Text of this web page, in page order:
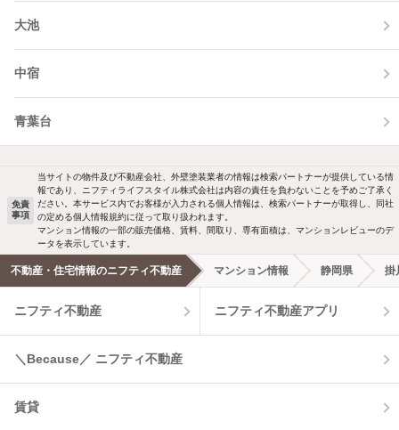
大池
中宿
青葉台
免責
事項
当サイトの物件及び不動産会社、外壁塗装業者の情報は検索パートナーが提供している情
報であり、ニフティライフスタイル株式会社は内容の責任を負わないことを予めご了承く
ださい。本サービス内でお客様が入力される個人情報は、検索パートナーが取得し、同社
の定める個人情報規約に従って取り扱われます。
マンション情報の一部の販売価格、賃料、間取り、専有面積は、マンションレビューのデ
ータを表示しています。
不動産・住宅情報のニフティ不動産 マンション情報 静岡県 掛
ニフティ不動産 ニフティ不動産アプリ
＼Because／ ニフティ不動産
賃貸